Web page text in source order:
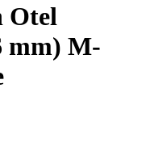
Otel
mm) M-